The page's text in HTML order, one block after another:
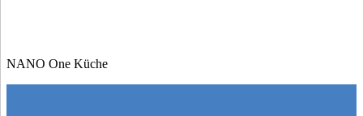
NANO One Küche